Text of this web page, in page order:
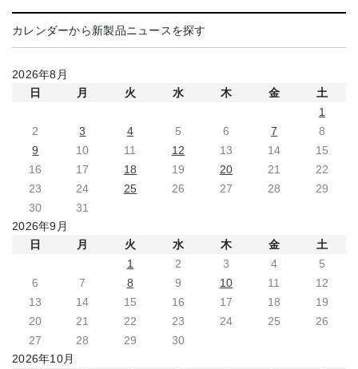
カレンダーから新製品ニュースを探す
2026年8月
日
月 火 水 木 金
土
1
2
3 4 5 6 7
8
9
10 11 12 13 14
15
16
17 18 19 20 21
22
23
24 25 26 27 28
29
30
31
2026年9月
日
月 火 水 木 金
土
1
2 3 4
5
6
7 8 9 10 11
12
13
14 15 16 17 18
19
20
21 22 23 24 25
26
27
28 29
30
2026年10月